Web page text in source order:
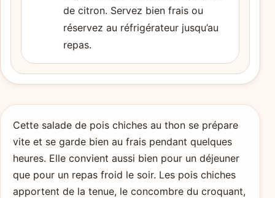
de citron. Servez bien frais ou
réservez au réfrigérateur jusqu’au
repas.
Cette salade de pois chiches au thon se prépare
vite et se garde bien au frais pendant quelques
heures. Elle convient aussi bien pour un déjeuner
que pour un repas froid le soir. Les pois chiches
apportent de la tenue, le concombre du croquant,